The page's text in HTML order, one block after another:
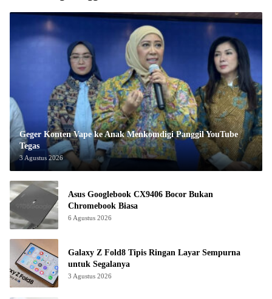
Geger Konten Vape ke Anak Menkomdigi Panggil YouTube
Tegas
3 Agustus 2026
Asus Googlebook CX9406 Bocor Bukan
Chromebook Biasa
6 Agustus 2026
Galaxy Z Fold8 Tipis Ringan Layar Sempurna
untuk Segalanya
3 Agustus 2026